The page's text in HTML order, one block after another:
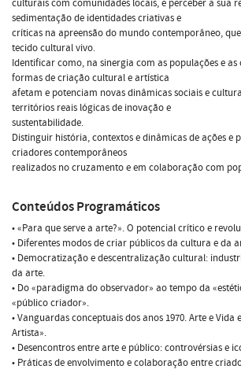
sedimentação de identidades criativas e
críticas na apreensão do mundo contemporâneo,
tecido cultural vivo.
Identificar como, na sinergia com as populações e as
formas de criação cultural e artística
afetam e potenciam novas dinâmicas sociais e
territórios reais lógicas de inovação e
sustentabilidade.
Distinguir história, contextos e dinâmicas de ações e
criadores contemporâneos
realizados no cruzamento e em colaboração com
Conteúdos Programáticos
• «Para que serve a arte?». O potencial crítico e
• Diferentes modos de criar públicos da cultura e da
• Democratização e descentralização cultural:
da arte.
• Do «paradigma do observador» ao tempo da
«público criador».
• Vanguardas conceptuais dos anos 1970. Arte e Vida
Artista».
• Desencontros entre arte e público: controvérsias e
• Práticas de envolvimento e colaboração entre